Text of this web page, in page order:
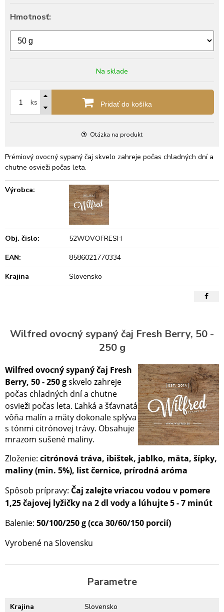
Hmotnosť:
Na sklade
ks Pridať do košíka
Otázka na produkt
Prémiový ovocný sypaný čaj skvelo zahreje počas chladných dní a
chutne osvieži počas leta.
Výrobca:
Obj. čislo:
52WOVOFRESH
EAN:
8586021770334
Krajina
Slovensko
Wilfred ovocný sypaný čaj Fresh Berry, 50 -
250 g
Wilfred ovocný sypaný čaj Fresh
Berry, 50 - 250 gskvelo zahreje
počas chladných dní a chutne
osvieži počas leta. Ľahká a šťavnatá
vôňa malín a mäty dokonale splýva
s tónmi citrónovej trávy. Obsahuje
mrazom sušené maliny.
Zloženie: citrónová tráva, ibištek, jablko, mäta, šípky,
maliny (min. 5%), list černice, prírodná aróma
Spôsob prípravy: Čaj zalejte vriacou vodou v pomere
1,25 čajovej lyžičky na 2 dl vody a lúhujte 5 - 7 minút
Balenie: 50/100/250 g (cca 30/60/150 porcií)
Vyrobené na Slovensku
Parametre
Krajina Slovensko